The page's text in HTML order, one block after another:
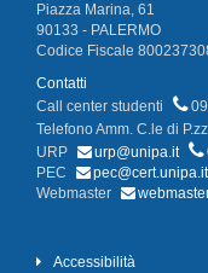
Piazza Marina, 61
90133 - PALERMO
Codice Fiscale
Contatti
Call center studenti
Telefono Amm. C.le di
URP
urp@unipa.it
PEC
pec@cert.unipa.it
Webmaster
Accessibilità